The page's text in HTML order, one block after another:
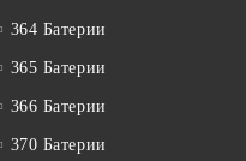
364 Батерии
365 Батерии
366 Батерии
370 Батерии